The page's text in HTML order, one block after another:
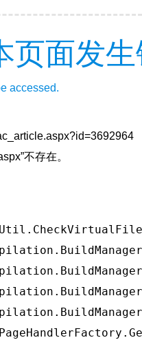
页面发
accessed.
不存在。